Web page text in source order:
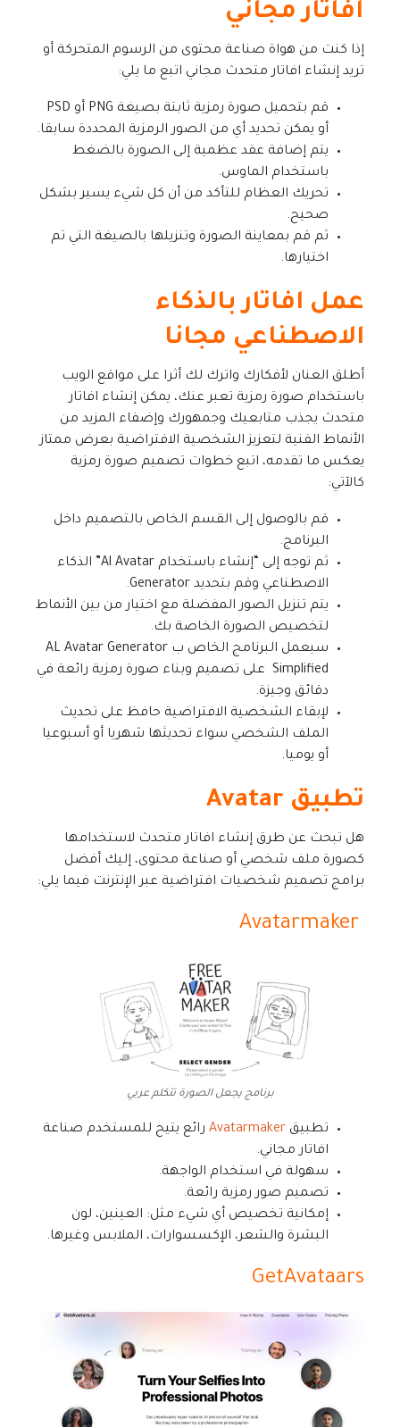
أفاتار مجاني
إذا كنت من هواة صناعة محتوى من الرسوم المتحركة أو
تريد إنشاء افاتار متحدث مجاني اتبع ما يلي:
قم بتحميل صورة رمزية ثابتة بصيغة PNG أو PSD
أو يمكن تحديد أي من الصور الرمزية المحددة سابقا.
يتم إضافة عقد عظمية إلى الصورة بالضغط
باستخدام الماوس.
تحريك العظام للتأكد من أن كل شيء يسير بشكل
صحيح.
ثم قم بمعاينة الصورة وتنزيلها بالصيغة التي تم
اختيارها.
عمل افاتار بالذكاء
الاصطناعي مجانا
أطلق العنان لأفكارك واترك لك أثرا على مواقع الويب
باستخدام صورة رمزية تعبر عنك، يمكن إنشاء افاتار
متحدث يجذب متابعيك وجمهورك وإضفاء المزيد من
الأنماط الفنية لتعزيز الشخصية الافتراضية بعرض ممتاز
يعكس ما تقدمه، اتبع خطوات تصميم صورة رمزية
كالآتي:
قم بالوصول إلى القسم الخاص بالتصميم داخل
البرنامج.
ثم توجه إلى “إنشاء باستخدام Al Avatar” الذكاء
الاصطناعي وقم بتحديد Generator.
يتم تنزيل الصور المفضلة مع اختيار من بين الأنماط
لتخصيص الصورة الخاصة بك.
سيعمل البرنامج الخاص ب AL Avatar Generator
Simplified على تصميم وبناء صورة رمزية رائعة في
دقائق وجيزة.
لإبقاء الشخصية الافتراضية حافظ على تحديث
الملف الشخصي سواء تحديثها شهريا أو أسبوعيا
أو يوميا.
تطبيق Avatar
هل تبحث عن طرق إنشاء افاتار متحدث لاستخدامها
كصورة ملف شخصي أو صناعة محتوى، إليك أفضل
برامج تصميم شخصيات افتراضية عبر الإنترنت فيما يلي:
برنامج يجعل الصورة تتكلم عربي
تطبيق Avatarmaker رائع يتيح للمستخدم صناعة
افاتار مجاني.
سهولة في استخدام الواجهة.
تصميم صور رمزية رائعة.
إمكانية تخصيص أي شيء مثل: العينين، لون
البشرة والشعر، الإكسسوارات، الملابس وغيرها.
GetAvataars